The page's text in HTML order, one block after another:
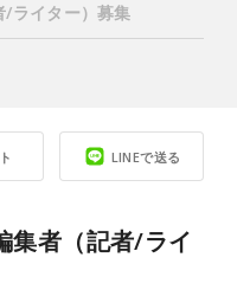
LINEで送る
集者（記者/ライ
ライター）募集